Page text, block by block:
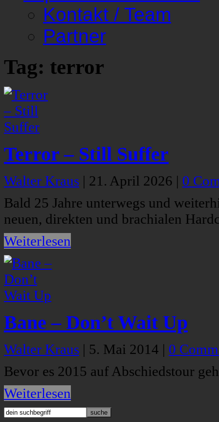
Kontakt / Team
Partner
Tag: terror
Terror – Still Suffer
Walter Kraus | 21. April 2026 | 0
Bald 25 Jahre unterwegs und
neuen, direkten und brachialen
Weiterlesen
Bane – Don’t Wait Up
Walter Kraus | 5. Mai 2014 | 0
Bevor es 2015 auf Abschiedstour
Weiterlesen